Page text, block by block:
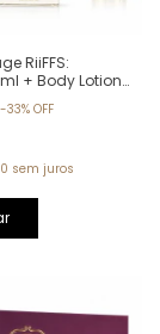
RiiFFS:
+ Body Lotion
Coco
Chanel)
-33% OFF
sem juros